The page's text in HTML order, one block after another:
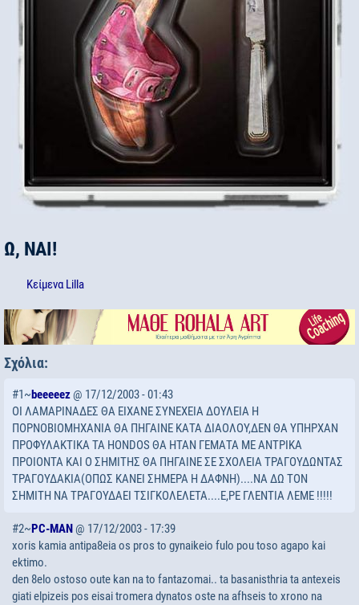
Ω, ΝΑΙ!
Κείμενα Lilla
Σχόλια:
#1~beeeeez@ 17/12/2003 - 01:43
ΟΙ ΛΑΜΑΡΙΝΑΔΕΣ ΘΑ ΕΙΧΑΝΕ ΣΥΝΕΧΕΙΑ ΔΟΥΛΕΙΑ Η
ΠΟΡΝΟΒΙΟΜΗΧΑΝΙΑ ΘΑ ΠΗΓΑΙΝΕ ΚΑΤΑ ΔΙΑΟΛΟΥ,ΔΕΝ ΘΑ ΥΠΗΡΧΑΝ
ΠΡΟΦΥΛΑΚΤΙΚΑ ΤΑ HONDOS ΘΑ ΗΤΑΝ ΓΕΜΑΤΑ ΜΕ ΑΝΤΡΙΚΑ
ΠΡΟΙΟΝΤΑ ΚΑΙ Ο ΣΗΜΙΤΗΣ ΘΑ ΠΗΓΑΙΝΕ ΣΕ ΣΧΟΛΕΙΑ ΤΡΑΓΟΥΔΩΝΤΑΣ
ΤΡΑΓΟΥΔΑΚΙΑ(ΟΠΩΣ ΚΑΝΕΙ ΣΗΜΕΡΑ Η ΔΑΦΝΗ)....ΝΑ ΔΩ ΤΟΝ
ΣΗΜΙΤΗ ΝΑ ΤΡΑΓΟΥΔΑΕΙ ΤΣΙΓΚΟΛΕΛΕΤΑ....Ε,ΡΕ ΓΛΕΝΤΙΑ ΛΕΜΕ !!!!!
#2~ PC-MAN @ 17/12/2003 - 17:39
xoris kamia antipa8eia os pros to gynaikeio fulo pou toso agapo kai
ektimo.
den 8elo ostoso oute kan na to fantazomai.. ta basanisthria ta antexeis
giati elpizeis pos eisai tromera dynatos oste na afhseis to xrono na